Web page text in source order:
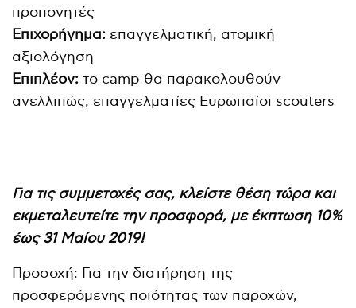
προπονητές
Επιχορήγημα: επαγγελματική, ατομική
αξιολόγηση
Επιπλέον: το camp θα παρακολουθούν
ανελλιπώς, επαγγελματίες Ευρωπαίοι scouters
Για τις συμμετοχές σας, κλείστε θέση τώρα και
εκμεταλευτείτε την προσφορά, με έκπτωση 10%
έως 31 Μαίου 2019!
Προσοχή: Για την διατήρηση της
προσφερόμενης ποιότητας των παροχών,